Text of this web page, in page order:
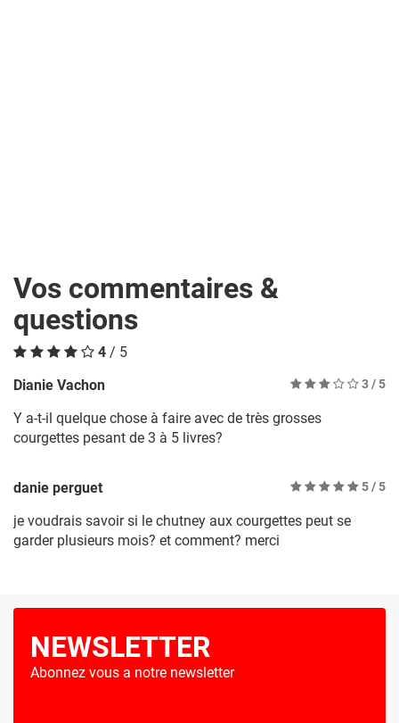
Vos commentaires &
questions
4 / 5
Dianie Vachon
3/ 5
Y a-t-il quelque chose à faire avec de très grosses
courgettes pesant de 3 à 5 livres?
danie perguet 5/ 5
je voudrais savoir si le chutney aux courgettes peut se
garder plusieurs mois? et comment? merci
NEWSLETTER
Abonnez vous a notre newsletter